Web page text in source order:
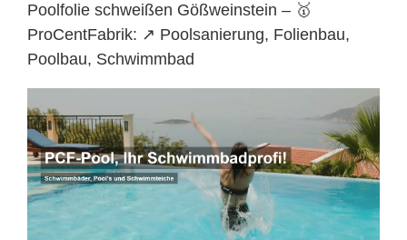
Poolfolie schweißen Gößweinstein – 🥇
ProCentFabrik: ↗️ Poolsanierung, Folienbau,
Poolbau, Schwimmbad